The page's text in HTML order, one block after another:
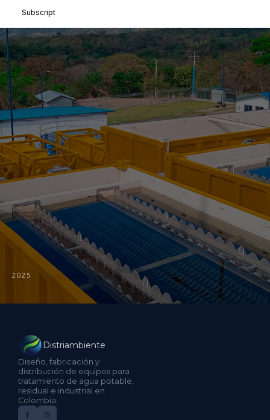
Subscript
2025
Distriambiente
Diseño, fabricación y
distribución de equipos para
tratamiento de agua potable,
residual e industrial en
Colombia.